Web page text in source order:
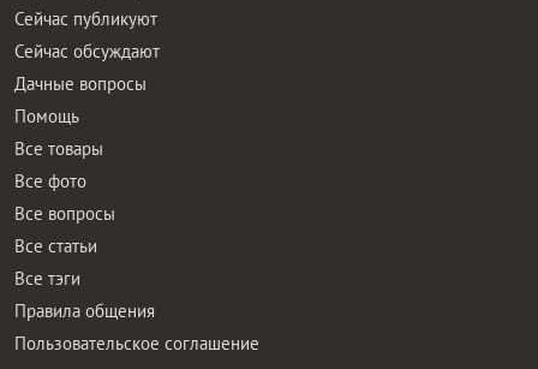
Сейчас публикуют
Сейчас обсуждают
Дачные вопросы
Помощь
Все товары
Все фото
Все вопросы
Все статьи
Все тэги
Правила общения
Пользовательское соглашение